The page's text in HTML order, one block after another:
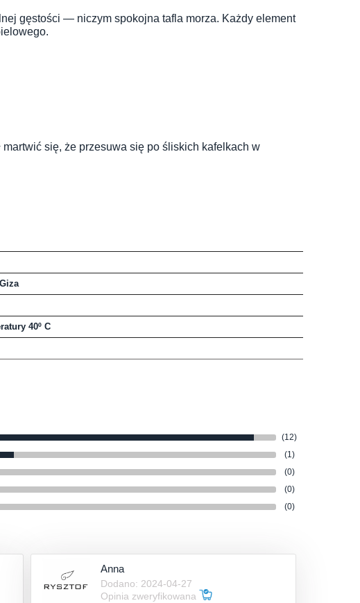
gęstości — niczym spokojna tafla morza. Każdy element
się, że przesuwa się po śliskich kafelkach w
40º C
(12)
(1)
(0)
(0)
(0)
Anna
Dodano: 2024-04-27
Opinia zweryfikowana